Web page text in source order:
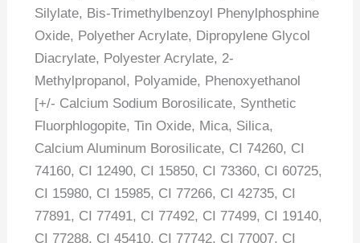
Silylate, Bis-Trimethylbenzoyl Phenylphosphine
Oxide, Polyether Acrylate, Dipropylene Glycol
Diacrylate, Polyester Acrylate, 2-
Methylpropanol, Polyamide, Phenoxyethanol
[+/- Calcium Sodium Borosilicate, Synthetic
Fluorphlogopite, Tin Oxide, Mica, Silica,
Calcium Aluminum Borosilicate, CI 74260, CI
74160, CI 12490, CI 15850, CI 73360, CI 60725,
CI 15980, CI 15985, CI 77266, CI 42735, CI
77891, CI 77491, CI 77492, CI 77499, CI 19140,
CI 77288, CI 45410, CI 77742, CI 77007, CI